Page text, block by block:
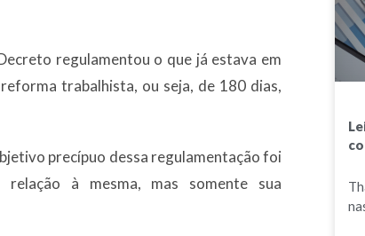
regulamentou o que já estava em
trabalhista, ou seja, de 180 dias,
precípuo dessa regulamentação foi
à mesma, mas somente sua